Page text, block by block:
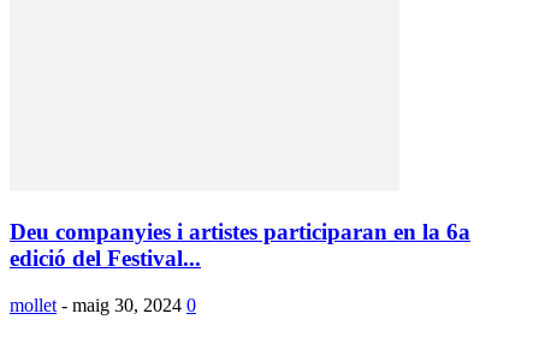
Deu companyies i artistes participaran en la 6a
edició del Festival...
mollet - maig 30, 2024 0